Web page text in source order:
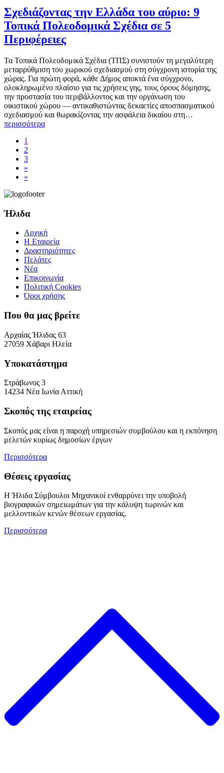
Σχεδιάζοντας την Ελλάδα του αύριο: 9
Τοπικά Πολεοδομικά Σχέδια σε 5
Περιφέρειες
Τα Τοπικά Πολεοδομικά Σχέδια (ΤΠΣ) συνιστούν τη μεγαλύτερη
μεταρρύθμιση του χωρικού σχεδιασμού στη σύγχρονη ιστορία της
χώρας. Για πρώτη φορά, κάθε Δήμος αποκτά ένα σύγχρονο,
ολοκληρωμένο πλαίσιο για τις χρήσεις γης, τους όρους δόμησης,
την προστασία του περιβάλλοντος και την οργάνωση του
οικιστικού χώρου — αντικαθιστώντας δεκαετίες αποσπασματικού
σχεδιασμού και θωρακίζοντας την ασφάλεια δικαίου στη…
περισσότερα
1
2
3
»
»
Ήλιδα
Αρχική
Η Εταιρεία
Δραστηριότητες
Πελάτες
Νέα
Επικοινωνία
Πολιτική Cookies
Όροι χρήσης
Που θα μας βρείτε
Αρχαίας Ήλιδας 63
27059 Χάβαρι Ηλεία
Υποκατάστημα
Στράβωνος 3
14234 Νέα Ιωνία Αττική
Σκοπός της εταιρείας
Σκοπός μας είναι η παροχή υπηρεσιών συμβούλου και η εκπόνηση
μελετών κυρίως δημοσίων έργων
Περισσότερα
Θέσεις εργασίας
Η Ήλιδα Σύμβουλοι Μηχανικοί ενθαρρύνει την υποβολή
βιογραφικών σημειωμάτων για την κάλυψη τωρινών και
μελλοντικών κενών θέσεων εργασίας.
Περισσότερα